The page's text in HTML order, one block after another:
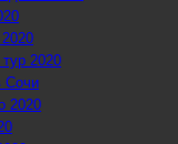
2020
Сочи
2020